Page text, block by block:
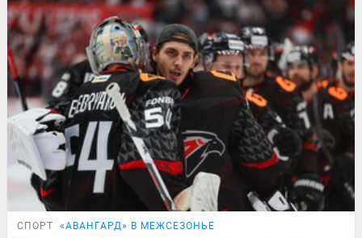
СПОРТ «АВАНГАРД» В МЕЖСЕЗОНЬЕ